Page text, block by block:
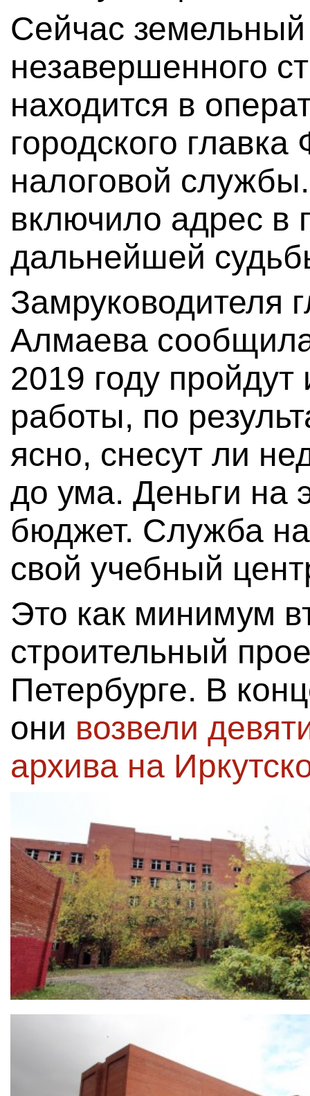
Сейчас земельный
незавершенного
находится в
городского
налоговой
включило адрес в
дальнейшей
Замруководителя
Алмаева
2019 году пройдут
работы, по
ясно, снесут ли
до ума. Деньги на
бюджет. Служба
свой учебный
Это как минимум
строительный
Петербурге. В
они возвели
архива на